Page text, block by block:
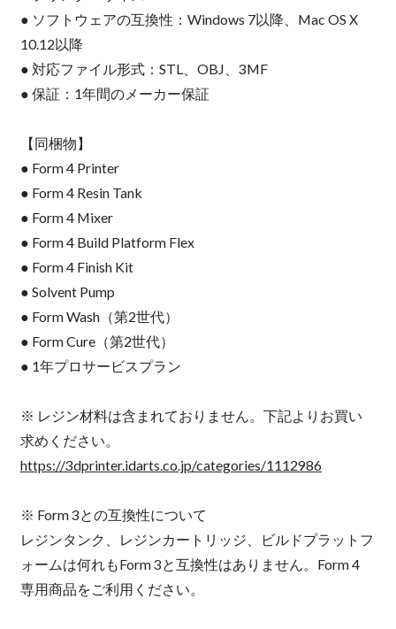
● ソフトウェアの互換性：Windows 7以降、Mac OS X
10.12以降
● 対応ファイル形式：STL、OBJ、3MF
● 保証：1年間のメーカー保証
【同梱物】
● Form 4 Printer
● Form 4 Resin Tank
● Form 4 Mixer
● Form 4 Build Platform Flex
● Form 4 Finish Kit
● Solvent Pump
● Form Wash（第2世代）
● Form Cure（第2世代）
● 1年プロサービスプラン
※ レジン材料は含まれておりません。下記よりお買い
求めください。
https://3dprinter.idarts.co.jp/categories/1112986
※ Form 3との互換性について
レジンタンク、レジンカートリッジ、ビルドプラットフ
ォームは何れもForm 3と互換性はありません。Form 4
専用商品をご利用ください。